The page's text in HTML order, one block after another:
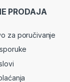
PRODAJA
za poručivanje